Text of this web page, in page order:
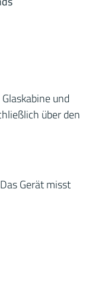
und
über den
Gerät misst